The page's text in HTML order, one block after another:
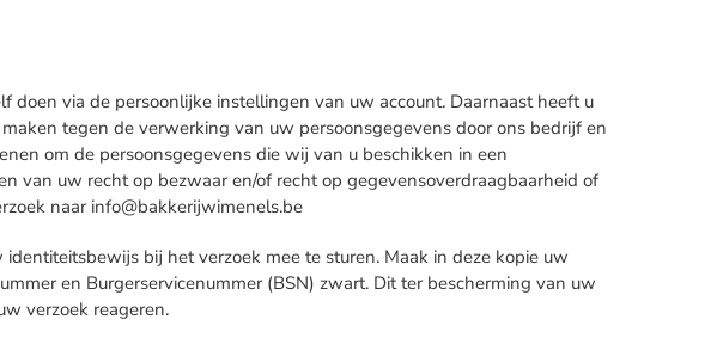
via de persoonlijke instellingen van uw account. Daarnaast heeft u
tegen de verwerking van uw persoonsgegevens door ons bedrijf en
om de persoonsgegevens die wij van u beschikken in een
van uw recht op bezwaar en/of recht op gegevensoverdraagbaarheid of
naar info@bakkerijwimenels.be
bij het verzoek mee te sturen. Maak in deze kopie uw
en Burgerservicenummer (BSN) zwart. Dit ter bescherming van uw
verzoek reageren.